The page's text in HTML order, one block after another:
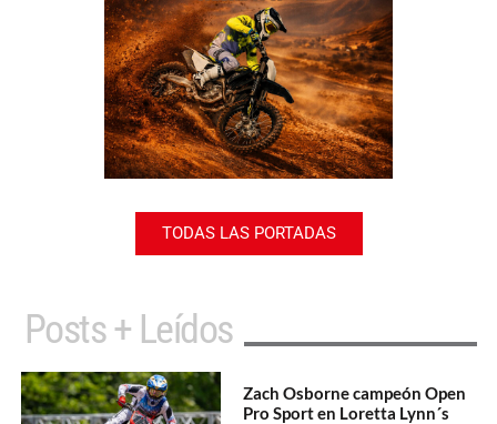
TODAS LAS PORTADAS
Posts + Leídos
Zach Osborne campeón Open
Pro Sport en Loretta Lynn´s